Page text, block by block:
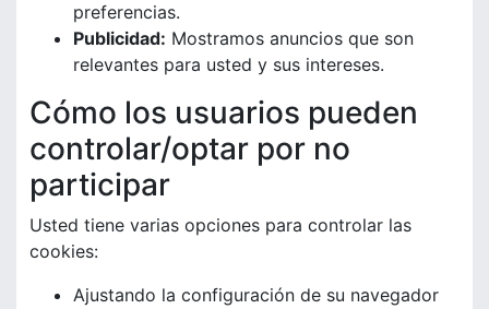
preferencias.
Publicidad: Mostramos anuncios que son
relevantes para usted y sus intereses.
Cómo los usuarios pueden
controlar/optar por no
participar
Usted tiene varias opciones para controlar las
cookies:
Ajustando la configuración de su navegador